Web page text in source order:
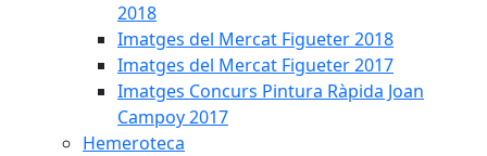
2018
Imatges del Mercat Figueter 2018
Imatges del Mercat Figueter 2017
Imatges Concurs Pintura Ràpida Joan
Campoy 2017
Hemeroteca